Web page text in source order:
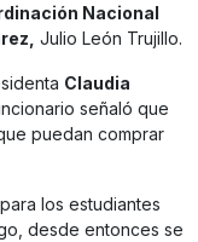
Nacional
Julio León Trujillo.
Claudia
señaló que
puedan comprar
los estudiantes
desde entonces se